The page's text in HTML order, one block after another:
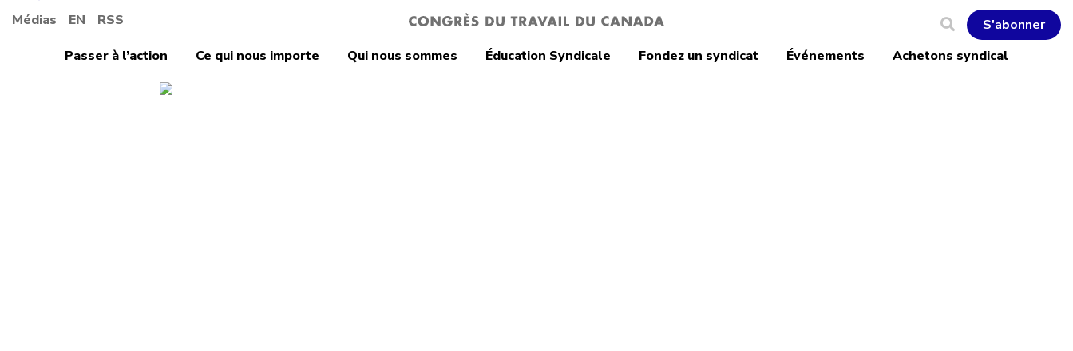
Médias EN RSS
S'abonner
Passer à l’action
Ce qui nous importe Qui nous sommes Éducation Syndicale Fondez un syndicat Événements Achetons syndical